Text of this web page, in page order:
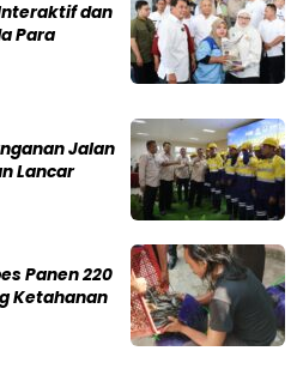
dan
Para
Jalan
Lancar
Panen 220
Ketahanan